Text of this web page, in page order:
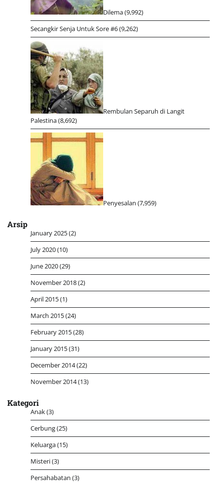
Dilema(9,992)
Secangkir Senja Untuk Sore #6(9,262)
Rembulan Separuh di Langit
Palestina(8,692)
Penyesalan (7,959)
Arsip
January 2025(2)
July 2020(10)
June 2020(29)
November 2018(2)
April 2015(1)
March 2015(24)
February 2015(28)
January 2015(31)
December 2014(22)
November 2014(13)
Kategori
Anak(3)
Cerbung(25)
Keluarga(15)
Misteri(3)
Persahabatan (3)